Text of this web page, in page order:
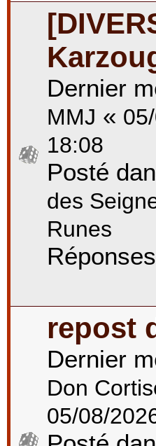
Dernier
MMJ «
18:08
Posté
des
Runes
repost
Dernier
Don
05/08/